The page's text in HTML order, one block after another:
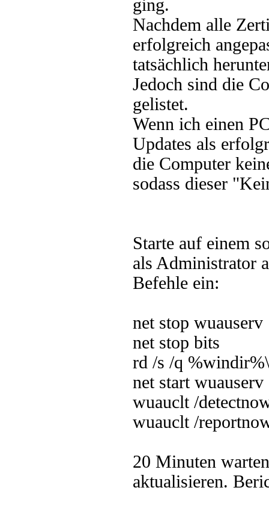
ging.
Nachdem alle
erfolgreich
tatsächlich
Jedoch sind die
gelistet.
Wenn ich einen
Updates als
die Computer
sodass dieser
Starte auf einem
als Administrator
Befehle ein:
net stop wuauserv
net stop bits
rd /s /q
net start wuauserv
wuauclt /
wuauclt /
20 Minuten
aktualisieren.